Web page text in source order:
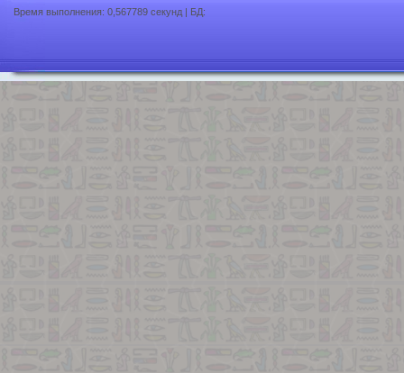
Время выполнения: 0,567789 секунд | БД: